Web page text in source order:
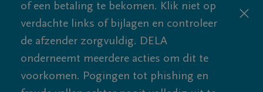
of een betaling te bekomen. Klik niet op
verdachte links of bijlagen en controleer
de afzender zorgvuldig. DELA
onderneemt meerdere acties om dit te
voorkomen. Pogingen tot phishing en